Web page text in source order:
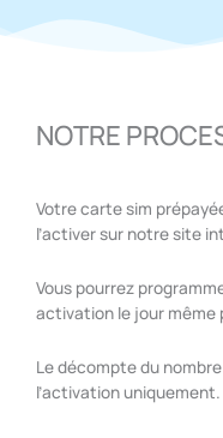
NOTRE
Votre carte sim
l’activer sur notre site
Vous pourrez
activation le jour même
Le décompte du
l’activation uniquement.